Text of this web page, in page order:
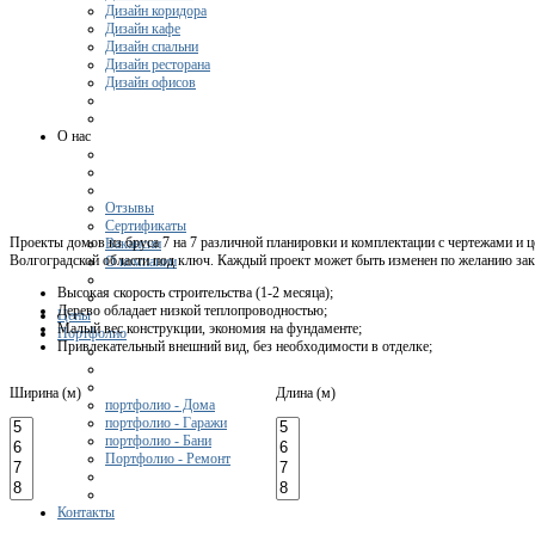
Дизайн коридора
Дизайн кафе
Дизайн спальни
Дизайн ресторана
Дизайн офисов
О нас
Отзывы
Сертификаты
Вакансии
О компании
Цены
Портфолио
портфолио - Дома
портфолио - Гаражи
портфолио - Бани
Портфолио - Ремонт
Контакты
Проекты домов из бруса 7 на 7 различной планировки и комплектации с чертежами и
Волгоградской области под ключ. Каждый проект может быть изменен по желанию
Высокая скорость строительства (1-2 месяца);
Дерево обладает низкой теплопроводностью;
Малый вес конструкции, экономия на фундаменте;
Привлекательный внешний вид, без необходимости в отделке;
Ширина (м) Длина (м)